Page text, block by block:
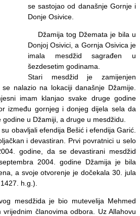
se sastojao od današnje Gornje i
Donje Osivice.
Džamija tog Džemata je bila u
Donjoj Osivici, a Gornja Osivica je
imala mesdžid sagrađen u
šezdesetim godinama.
Stari mesdžid je zamijenjen
nalazio na lokaciji današnje Džamije.
imam klanjao svake druge godine
između gornjeg i donjeg dijela sela da
u Džamiji, a druge u mesdžidu.
obavljali efendija Bešić i efendija Garić.
i devastiran. Prvi povratnici u selo
godine, da se devastirani mesdžid
2004. godine Džamija je bila
a svoje otvorenje je dočekala 30. jula
h.g.).
mesdžida je bio mutevelija Mehmed
članovima odbora. Uz Allahovu